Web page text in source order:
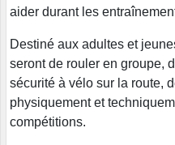
aider durant les
Destiné aux adultes et
seront de rouler en groupe,
sécurité à vélo sur la route,
physiquement et
compétitions.